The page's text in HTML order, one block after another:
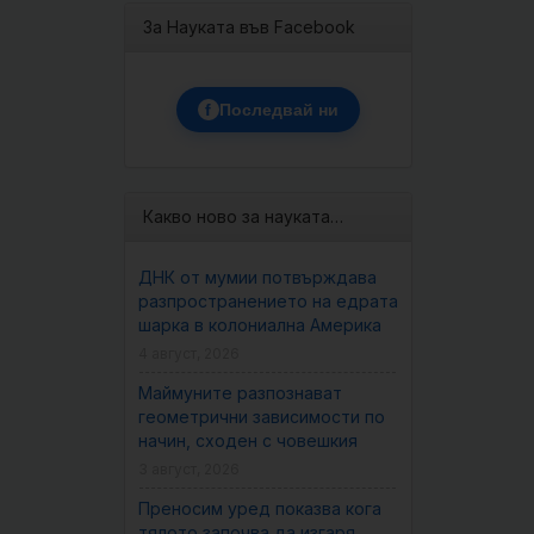
За Науката във Facebook
f Последвай ни
Какво ново за науката…
ДНК от мумии потвърждава
разпространението на едрата
шарка в колониална Америка
Маймуните разпознават
геометрични зависимости по
начин, сходен с човешкия
Преносим уред показва кога